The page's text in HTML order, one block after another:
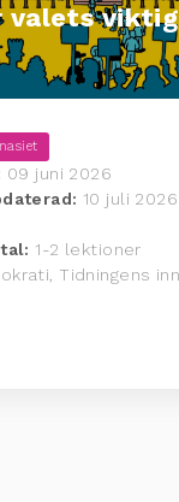
valets
09 juni 2026
10 juli 2026
1-2 lektioner
Tidningens